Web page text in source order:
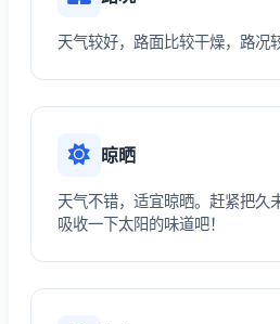
天气较好，路面比较干燥，路况
晾晒
天气不错，适宜晾晒。赶紧把久
吸收一下太阳的味道吧！